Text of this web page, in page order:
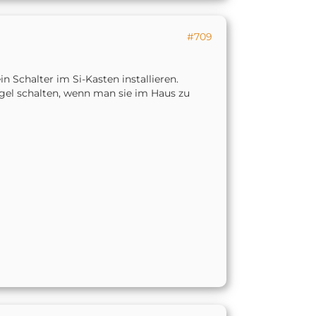
#709
Schalter im Si-Kasten installieren.
schalten, wenn man sie im Haus zu